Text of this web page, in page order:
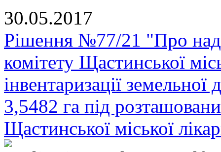
30.05.2017
Рішення №77/21 "Про
комітету Щастинської
інвентаризації
3,5482 га під
Щастинської міської